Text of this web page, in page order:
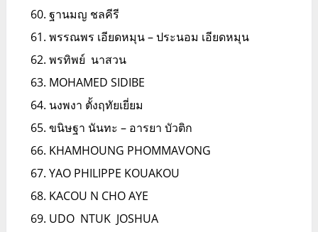
ฐานมญ ชลคีรี
พรรณพร เอียดหมุน – ประนอม เอียดหมุน
พรทิพย์ นาสวน
MOHAMED SIDIBE
นงพงา ตั้งฤทัยเยี่ยม
ขนิษฐา นันทะ – อารยา บัวติก
KHAMHOUNG PHOMMAVONG
YAO PHILIPPE KOUAKOU
KACOU N CHO AYE
UDO NTUK JOSHUA